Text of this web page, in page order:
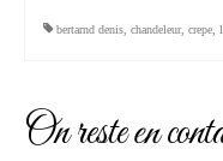
bertarnd denis chandeleur, crepe
On reste en